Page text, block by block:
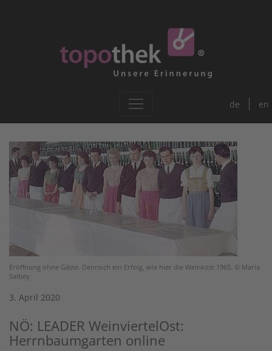
de en
Eröffnung ohne Gäste. Dennoch ein Erfolg, wie hier die Weinkost 1965. © Maria
Salbey
3. April 2020
NÖ: LEADER WeinviertelOst:
Herrnbaumgarten online